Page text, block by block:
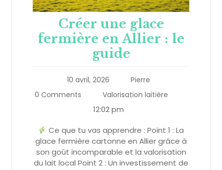
Créer une glace
fermière en Allier : le
guide
10 avril, 2026
Pierre
0 Comments
Valorisation laitière
12:02 pm
Ce que tu vas apprendre : Point 1 : La
glace fermière cartonne en Allier grâce à
son goût incomparable et la valorisation
du lait local Point 2 : Un investissement de